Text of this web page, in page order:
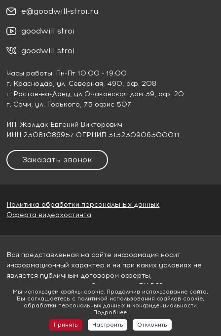
e@goodwill-stroi.ru
goodwill stroi
goodwill stroi
Часы работы: Пн-Пт 10:00 - 19:00
г. Краснодар, ул. Северная, 490, оф. 208
г. Ростов-на-Дону, ул Очаковская дом 39, оф. 20
г. Сочи, ул. Горького, 75 офис 507
ИП: Жалдак Евгений Викторович
ИНН 23081086957 ОГРНИП 313230906300011
Заказать звонок
Политика обработки персональных данных
Оферта видеохостинга
Вся представленная на сайте информация носит
информационный характер и ни при каких условиях не
является публичным договором оферты,
определяемым пунктом 2 статьи 437 ГК РФ
© 2026Гудвилл строй
Мы используем файлы cookie. Продолжив использование сайта,
Вы соглашаетесь с политикой использования файлов cookie,
обработки персональных данных и конфиденциальности.
Подробнее.
Принять
Настроить Отклонить